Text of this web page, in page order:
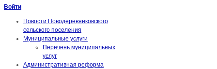
Войти
Новости Новодеревянковского
сельского поселения
Муниципальные услуги
Перечень муниципальных
услуг
Административная реформа